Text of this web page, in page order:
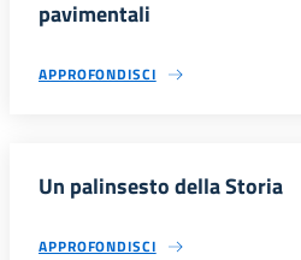
pavimentali
APPROFONDISCI
Un palinsesto della Storia
APPROFONDISCI